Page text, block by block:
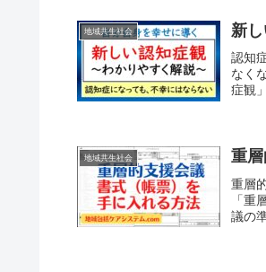
地域共生社会 新
認知
なく
症観
地域共生社会 重
重層
「重
議の